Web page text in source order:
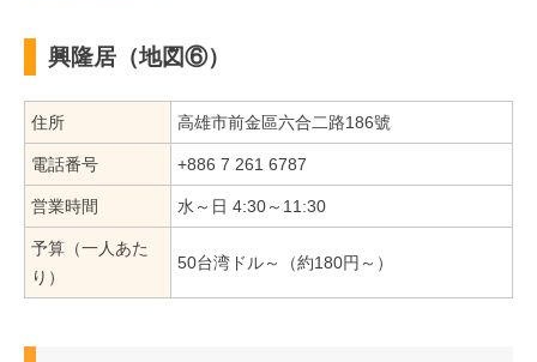
興隆居（地図⑥）
住所 高雄市前金區六合二路186號
電話番号 +886 7 261 6787
営業時間 水～日 4:30～11:30
予算（一人あた
り）
50台湾ドル～（約180円～）